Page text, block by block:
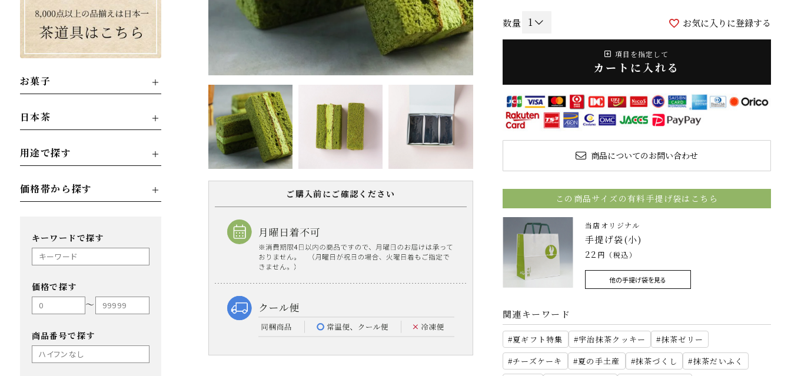
お菓子
日本茶
用途で探す
価格帯から探す
キーワードで探す
価格で探す
〜
商品番号で探す
ご購入前にご確認ください
お気に入りに登録する
項目を指定して
カートに入れる
商品についてのお問い合わせ
この商品サイズの有料手提げ袋はこちら
当店オリジナル
手提げ袋(小)
22 円（税込）
他の手提げ袋を見る
関連キーワード
夏ギフト特集 宇治抹茶クッキー
抹茶ゼリー
チーズケーキ
夏の手土産 抹茶づくし
抹茶だいふく